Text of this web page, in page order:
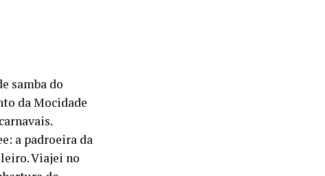
samba do
da Mocidade
a padroeira da
Viajei no